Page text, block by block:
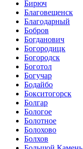
Бирюч
Благовещенск
Благодарный
Бобров
Богданович
Богородицк
Богородск
Боготол
Богучар
Бодайбо
Бокситогорск
Болгар
Бологое
Болотное
Болохово
Болхов